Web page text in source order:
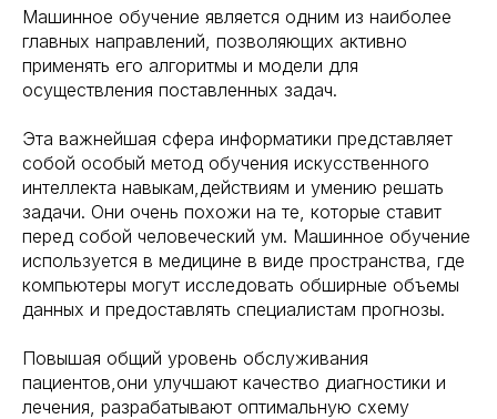
Машинное обучение является одним из наиболее
главных направлений, позволяющих активно
применять его алгоритмы и модели для
осуществления поставленных задач.
Эта важнейшая сфера информатики представляет
собой особый метод обучения искусственного
интеллекта навыкам,действиям и умению решать
задачи. Они очень похожи на те, которые ставит
перед собой человеческий ум. Машинное обучение
используется в медицине в виде пространства, где
компьютеры могут исследовать обширные объемы
данных и предоставлять специалистам прогнозы.
Повышая общий уровень обслуживания
пациентов,они улучшают качество диагностики и
лечения, разрабатывают оптимальную схему